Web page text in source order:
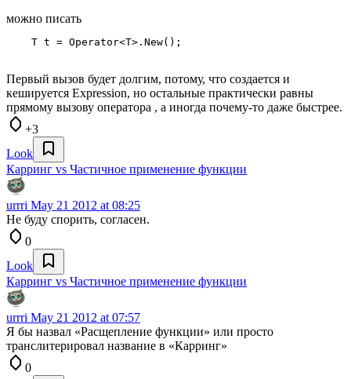
можно писать
Первый вызов будет долгим, потому, что создается и
кешируется Expression, но остальные практически равны
прямому вызову оператора , а иногда почему-то даже быстрее.
+3
Look
Карринг vs Частичное применение функции
urrri May 21 2012 at 08:25
Не буду спорить, согласен.
0
Look
Карринг vs Частичное применение функции
urrri May 21 2012 at 07:57
Я бы назвал «Расщепление функции» или просто
транслитерировал название в «Карринг»
0